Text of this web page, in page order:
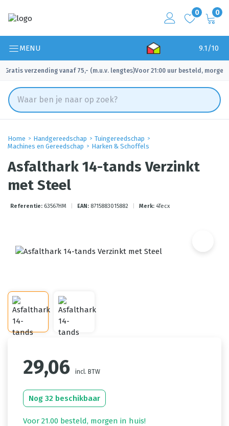
0 0
MENU 9.1/10
Gratis verzending vanaf 75,- (m.u.v. lengtes)
✓ Voor 21:00 uur besteld, morgen
Home Handgereedschap
Tuingereedschap
Machines en Gereedschap
Harken & Schoffels
Asfalthark 14-tands Verzinkt
met Steel
Referentie: 63567HM EAN: 8715883015882 Merk: 4Tecx
29,06 incl. BTW
Nog 32 beschikbaar
Voor 21.00 besteld, morgen in huis!